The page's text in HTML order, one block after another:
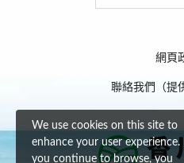
網頁
聯絡我們（提
We use cookies on this site to
enhance your user experience.
you continue to browse, you